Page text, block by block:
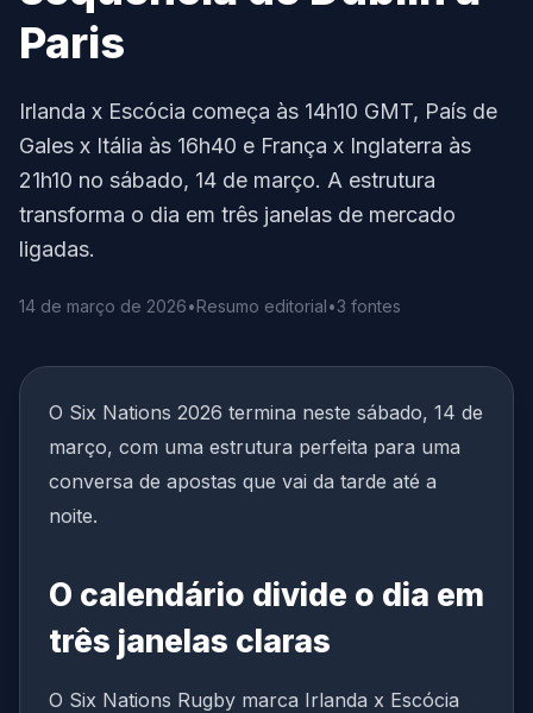
Paris
Irlanda x Escócia começa às 14h10 GMT, País de
Gales x Itália às 16h40 e França x Inglaterra às
21h10 no sábado, 14 de março. A estrutura
transforma o dia em três janelas de mercado
ligadas.
14 de março de 2026•Resumo editorial•3 fontes
O Six Nations 2026 termina neste sábado, 14 de
março, com uma estrutura perfeita para uma
conversa de apostas que vai da tarde até a
noite.
O calendário divide o dia em
três janelas claras
O Six Nations Rugby marca Irlanda x Escócia